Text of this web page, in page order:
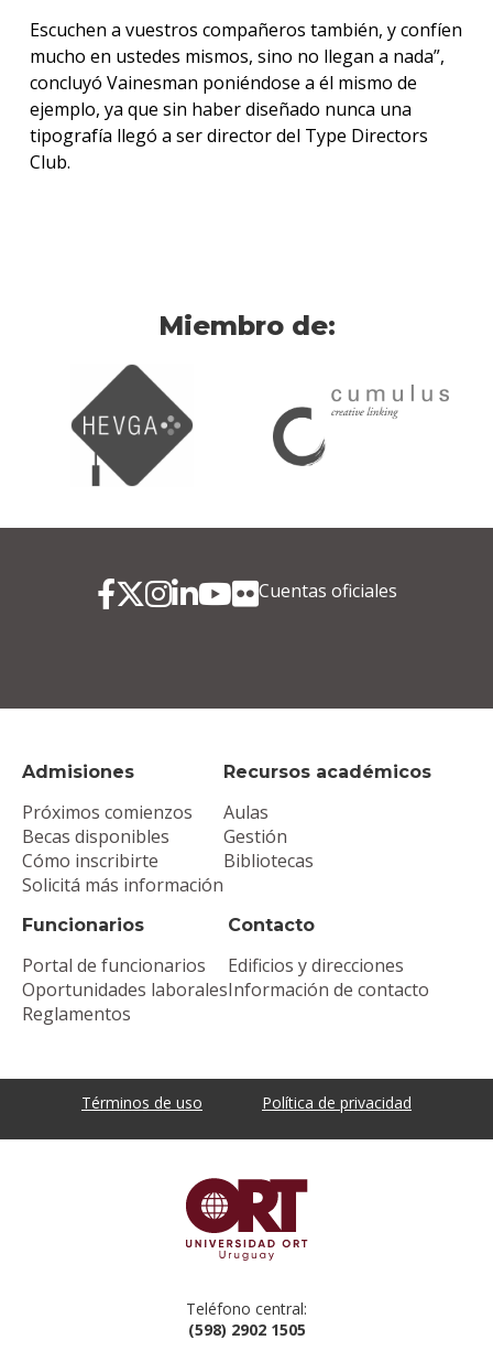
Escuchen a vuestros compañeros también, y confíen
mucho en ustedes mismos, sino no llegan a nada”,
concluyó Vainesman poniéndose a él mismo de
ejemplo, ya que sin haber diseñado nunca una
tipografía llegó a ser director del Type Directors
Club.
Miembro de:
Admisiones
Próximos comienzos
Becas disponibles
Cómo inscribirte
Solicitá más información
Recursos académicos
Aulas
Gestión
Bibliotecas
Funcionarios
Portal de funcionarios
Oportunidades laborales
Reglamentos
Contacto
Edificios y direcciones
Información de contacto
Cuentas oficiales
Términos de uso Política de privacidad
Teléfono central:
(598) 2902 1505